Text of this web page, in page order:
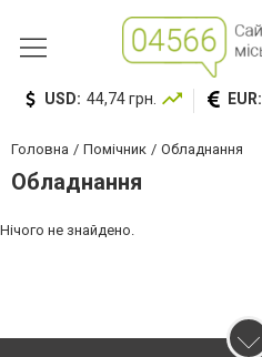
USD: 44,74 грн. EUR:
Головна Помічник Обладнання
Обладнання
Нічого не знайдено.